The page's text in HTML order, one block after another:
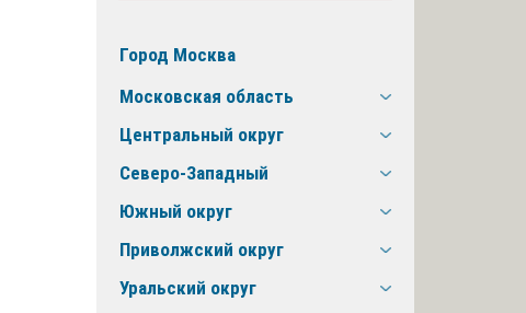
Город Москва
Московская область
Центральный округ
Северо-Западный
Южный округ
Приволжский округ
Уральский округ